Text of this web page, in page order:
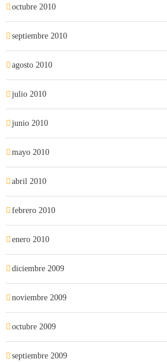
octubre 2010
septiembre 2010
agosto 2010
julio 2010
junio 2010
mayo 2010
abril 2010
febrero 2010
enero 2010
diciembre 2009
noviembre 2009
octubre 2009
septiembre 2009